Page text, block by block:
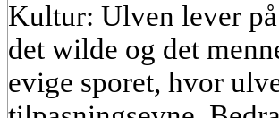
Kultur: Ulven lever
det wilde og det
evige sporet, hvor